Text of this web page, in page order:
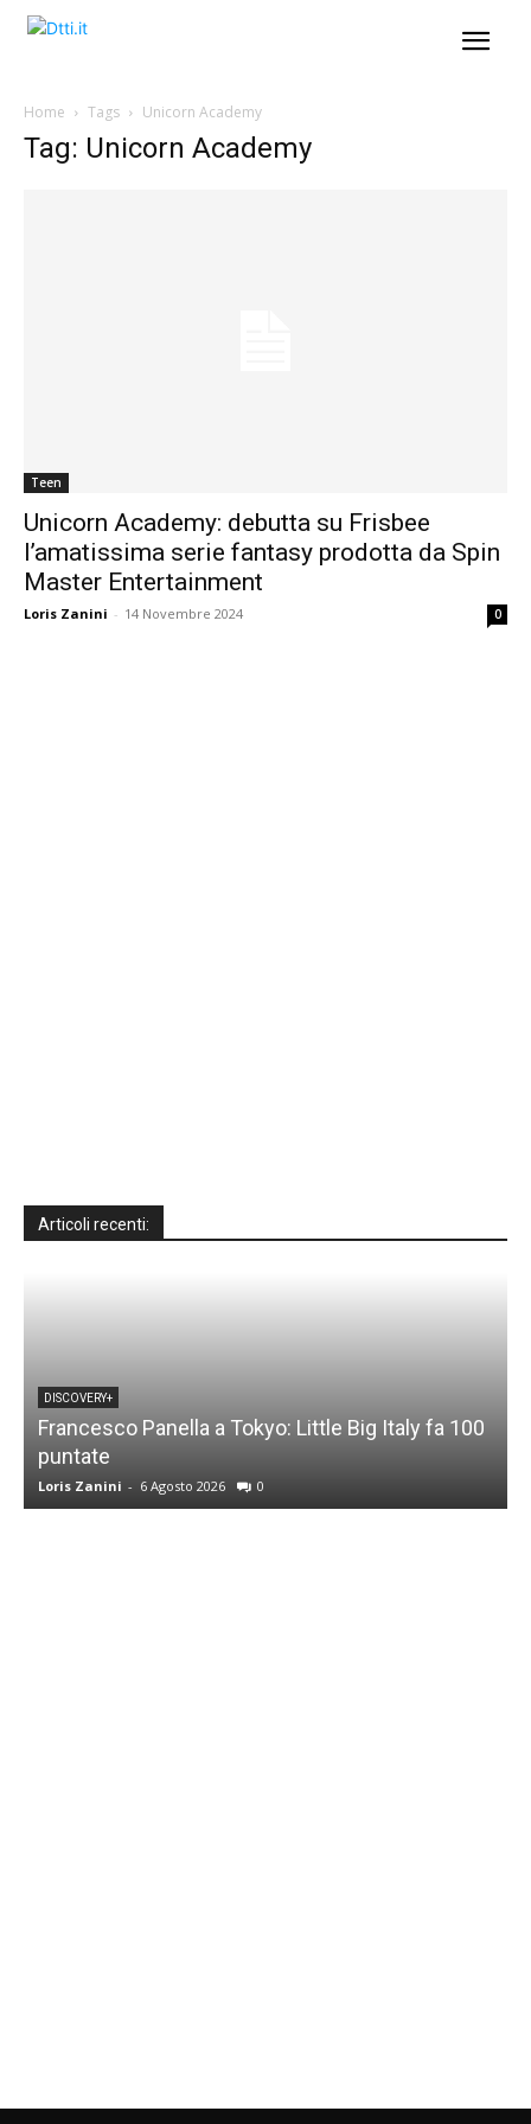
Home Tags Unicorn Academy
Tag: Unicorn Academy
Teen
Unicorn Academy: debutta su Frisbee
l’amatissima serie fantasy prodotta da Spin
Master Entertainment
Loris Zanini - 14 Novembre 2024 0
Articoli recenti:
DISCOVERY+
Francesco Panella a Tokyo: Little Big Italy fa 100
puntate
Loris Zanini - 6 Agosto 2026 0